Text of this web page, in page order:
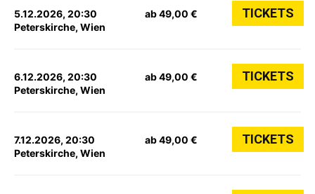
5.12.2026, 20:30
Peterskirche, Wien
ab 49,00 € TICKETS
6.12.2026, 20:30
Peterskirche, Wien
ab 49,00 € TICKETS
7.12.2026, 20:30
Peterskirche, Wien
ab 49,00 € TICKETS